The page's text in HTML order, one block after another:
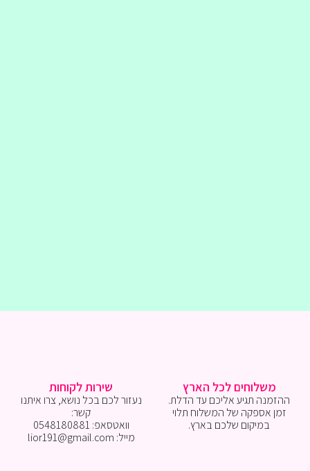
משלוחים לכל הארץ
ההזמנה תגיע אליכם עד הדלת.
זמן אספקה של המשלוח תלוי
במיקום שלכם בארץ.
שירות לקוחות
נעזור לכם בכל נושא, צרו איתנו
קשר:
וואטסאפ: 0548180881
מייל: lior191@gmail.com